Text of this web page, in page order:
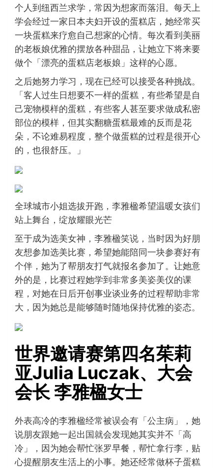
个人到纽西兰求学，常因为想家而落泪。每天上
学会经过一家日本夫妇开设的蛋糕店，她经常买
一块蛋糕来疗愈自己想家的心情。每次看到美丽
的老板娘优雅的摆放各种甜品，让她立下将来要
做个「漂亮的蛋糕店老板娘」这样的心愿。
之后她努力学习，现在已经可以接受各种挑战。
「客人过生日想要不一样的蛋糕，有些希望是自
己宠物模样的蛋糕，有些客人甚至要求做成私密
部位的模样，但其实翻糖蛋糕最难的反而是花
朵，不论难易程度，整个做蛋糕的过程是很开心
的，也很舒压。」
全球城市小姐选拔开跑，李雅楹希望温暖女孩们
站上舞台，绽放耀眼光芒
至于成为选美女神，李雅楹笑说，当时因为好朋
友想参加选美比赛，希望她能陪同一块参赛好有
个伴，她为了帮朋友打气就报名参加了。让她意
外的是，比赛过程她学到非常多美姿美仪的课
程，对她在日后开创事业谈业务的过程帮助非常
大，因为她总是能够随时随地保持优雅的姿态。
世界邀请赛第四名茱莉
亚Julia Luczak、大会
会长 李雅楹女士
外表高冷的李雅楹经常被误会有「公主病」，她
说朋友跟她一起出国就会发现她其实并不「高
冷」，因为她会帮忙张罗早餐，帮忙拿行李，贴
心提醒朋友生活上的小事。她还经常做杯子蛋糕